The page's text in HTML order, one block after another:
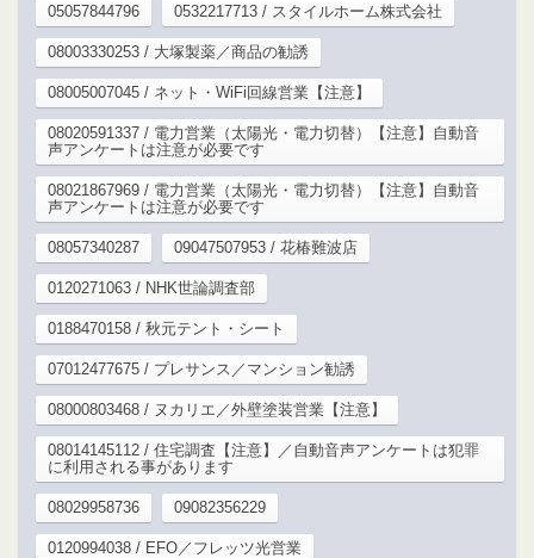
05057844796 0532217713 / スタイルホーム株式会社
08003330253 / 大塚製薬／商品の勧誘
08005007045 / ネット・WiFi回線営業【注意】
08020591337 / 電力営業（太陽光・電力切替）【注意】自動音
声アンケートは注意が必要です
08021867969 / 電力営業（太陽光・電力切替）【注意】自動音
声アンケートは注意が必要です
08057340287 09047507953 / 花椿難波店
0120271063 / NHK世論調査部
0188470158 / 秋元テント・シート
07012477675 / プレサンス／マンション勧誘
08000803468 / ヌカリエ／外壁塗装営業【注意】
08014145112 / 住宅調査【注意】／自動音声アンケートは犯罪
に利用される事があります
08029958736 09082356229
0120994038 / EFO／フレッツ光営業